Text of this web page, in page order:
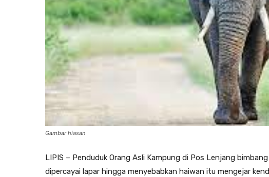
Gambar hiasan
LIPIS – Penduduk Orang Asli Kampung di Pos Lenjang
dipercayai lapar hingga menyebabkan haiwan itu mengejar